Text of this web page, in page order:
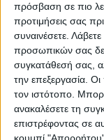
πρόσβαση σε πιο
προτιμήσεις σας
συναινέσετε.
προσωπικών σας
συγκατάθεσή σας,
την επεξεργασία.
τον ιστότοπο.
ανακαλέσετε τη
επιστρέφοντας σε
διαρθρωτική
τρόπος με
διαδικασίες
ταχύτερες.
Αυτό που
εργασιακή